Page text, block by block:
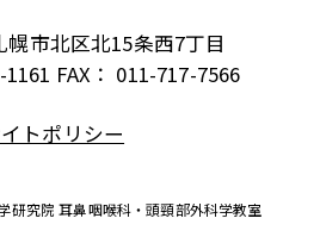
幌市北区北15条西7丁目
FAX： 011-717-7566
トポリシー
研究院 耳鼻咽喉科・頭頸部外科学教室